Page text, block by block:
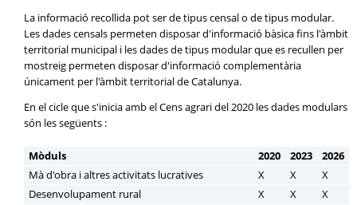
La informació recollida pot ser de tipus censal o de tipus modular.
Les dades censals permeten disposar d'informació bàsica fins l'àmbit
territorial municipal i les dades de tipus modular que es recullen per
mostreig permeten disposar d'informació complementària
únicament per l'àmbit territorial de Catalunya.
En el cicle que s'inicia amb el Cens agrari del 2020 les dades modulars
són les següents :
Mòduls 2020 2023
2026
Mà d'obra i altres activitats lucratives
X X
X
Desenvolupament rural
X X
X